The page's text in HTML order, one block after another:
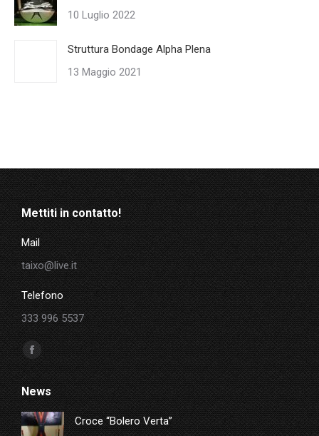
10 Luglio 2022
Struttura Bondage Alpha Plena
13 Maggio 2021
Mettiti in contatto!
Mail
taixo@live.it
Telefono
333 996 5537
Ci puoi trovare su:
Facebook
page
opens
in
new
News
Croce “Bolero Verta”